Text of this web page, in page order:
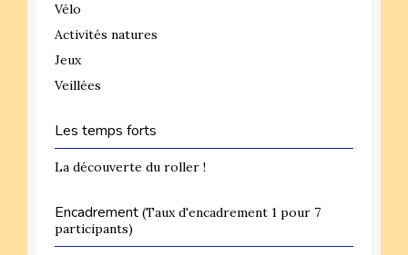
Vélo
Activités natures
Jeux
Veillées
Les temps forts
La découverte du roller !
Encadrement (Taux d'encadrement 1 pour 7
participants)